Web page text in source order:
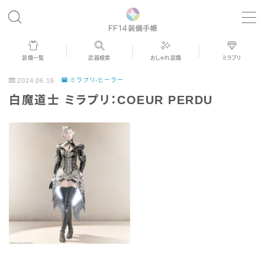
MENU
歴代ジョブAF
アネモス（染色可能紅蓮AF）
ゴーグル
装備一覧 武器検索 おしゃれ装備 ミラプリ
2024.06.16 ミラプリ-ヒーラー
白魔道士 ミラプリ：COEUR PERDU